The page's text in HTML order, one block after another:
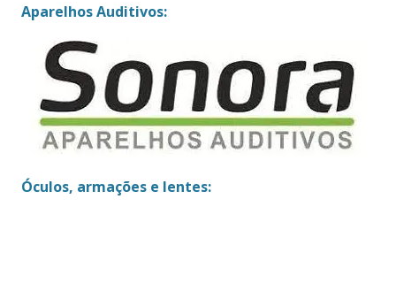
Aparelhos Auditivos:
Óculos, armações e lentes: